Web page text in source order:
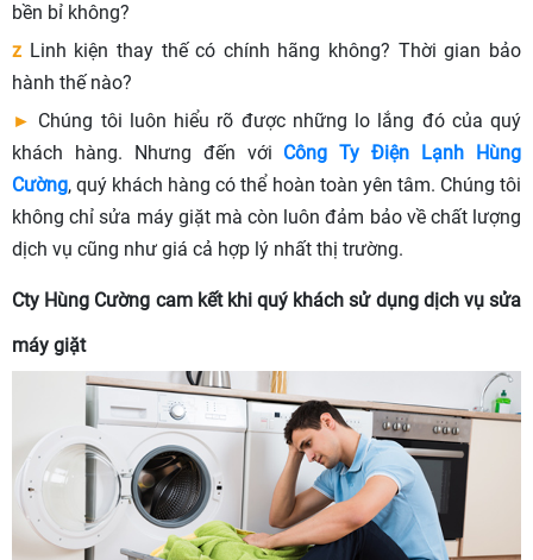
bền bỉ không?
z Linh kiện thay thế có chính hãng không? Thời gian bảo
hành thế nào?
► Chúng tôi luôn hiểu rõ được những lo lắng đó của quý
khách hàng. Nhưng đến với Công Ty Điện Lạnh Hùng
Cường, quý khách hàng có thể hoàn toàn yên tâm. Chúng tôi
không chỉ sửa máy giặt mà còn luôn đảm bảo về chất lượng
dịch vụ cũng như giá cả hợp lý nhất thị trường.
Cty Hùng Cường cam kết khi quý khách sử dụng dịch vụ sửa
máy giặt